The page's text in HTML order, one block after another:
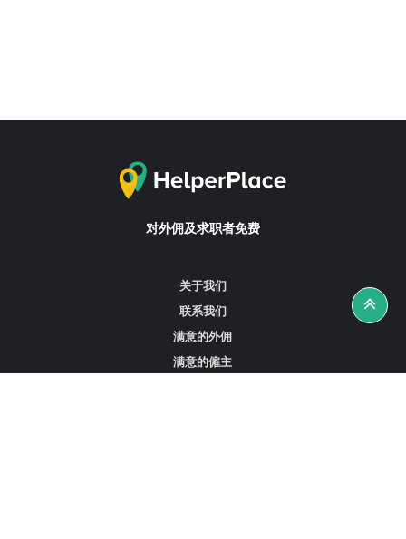
对外佣及求职者免费
关于我们
联系我们
满意的外佣
满意的僱主